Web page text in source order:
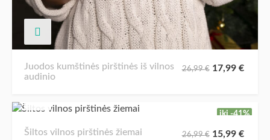
Juodos kumštinės pirštinės iš vilnos
audinio
26,99€ 17,99 €
iki -41%
Šiltos vilnos pirštinės žiemai 26,99€ 15,99 €